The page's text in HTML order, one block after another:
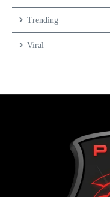
Trending
Viral